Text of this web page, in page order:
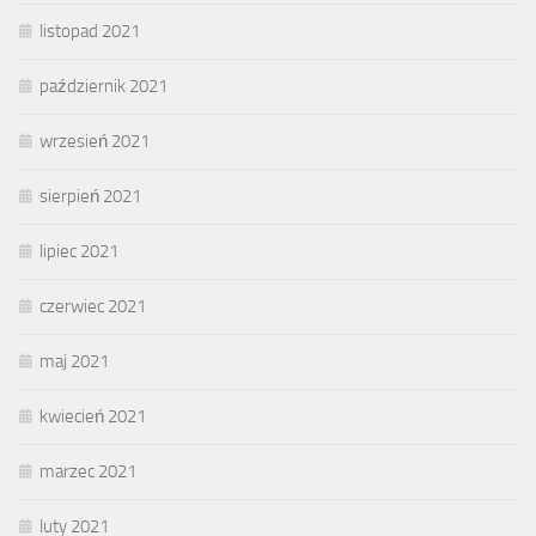
listopad 2021
październik 2021
wrzesień 2021
sierpień 2021
lipiec 2021
czerwiec 2021
maj 2021
kwiecień 2021
marzec 2021
luty 2021